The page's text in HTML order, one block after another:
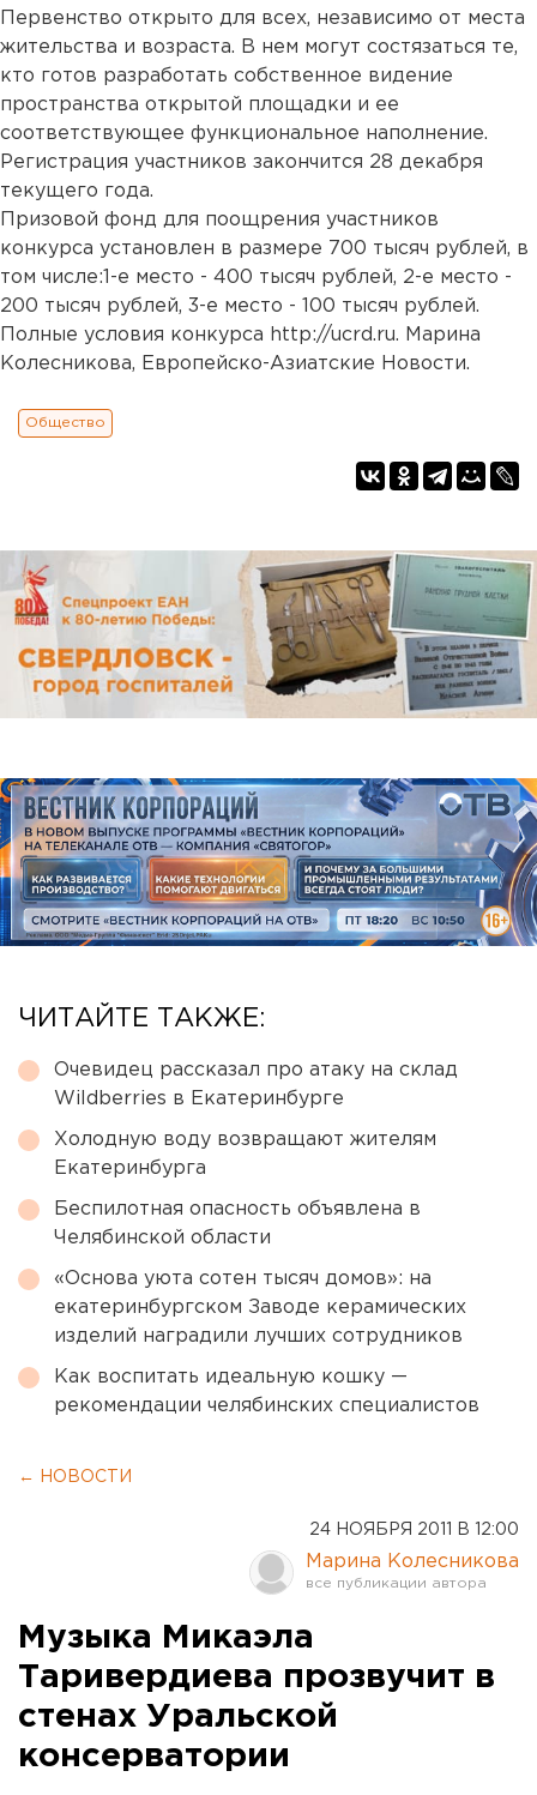
Первенство открыто для всех, независимо от места
жительства и возраста. В нем могут состязаться те,
кто готов разработать собственное видение
пространства открытой площадки и ее
соответствующее функциональное наполнение.
Регистрация участников закончится 28 декабря
текущего года.
Призовой фонд для поощрения участников
конкурса установлен в размере 700 тысяч рублей, в
том числе:1-е место - 400 тысяч рублей, 2-е место -
200 тысяч рублей, 3-е место - 100 тысяч рублей.
Полные условия конкурса http://ucrd.ru. Марина
Колесникова, Европейско-Азиатские Новости.
Общество
ЧИТАЙТЕ ТАКЖЕ:
Очевидец рассказал про атаку на склад
Wildberries в Екатеринбурге
Холодную воду возвращают жителям
Екатеринбурга
Беспилотная опасность объявлена в
Челябинской области
«Основа уюта сотен тысяч домов»: на
екатеринбургском Заводе керамических
изделий наградили лучших сотрудников
Как воспитать идеальную кошку —
рекомендации челябинских специалистов
← НОВОСТИ
24 НОЯБРЯ 2011 В 12:00
Марина Колесникова
Музыка Микаэла
Таривердиева прозвучит в
стенах Уральской
консерватории